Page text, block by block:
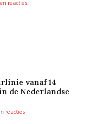
reacties
vanaf 14
de Nederlandse
reacties